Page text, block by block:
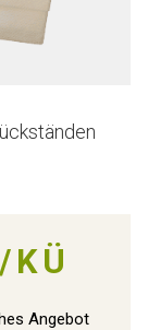
/KÜ
Angebot